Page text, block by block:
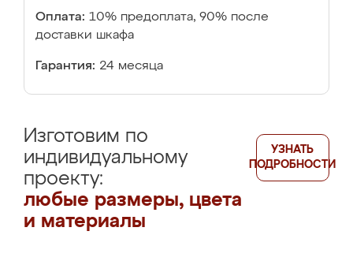
Оплата: 10% предоплата, 90% после
доставки шкафа
Гарантия: 24 месяца
Изготовим по
индивидуальному
проекту:
любые размеры, цвета
и материалы
УЗНАТЬ
ПОДРОБНОСТИ